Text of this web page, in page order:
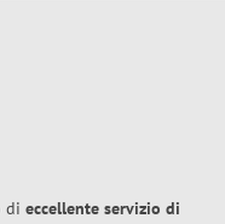
di eccellente servizio di